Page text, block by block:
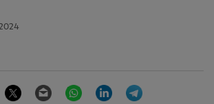
Twitter Email WhatsAppLinkedIn